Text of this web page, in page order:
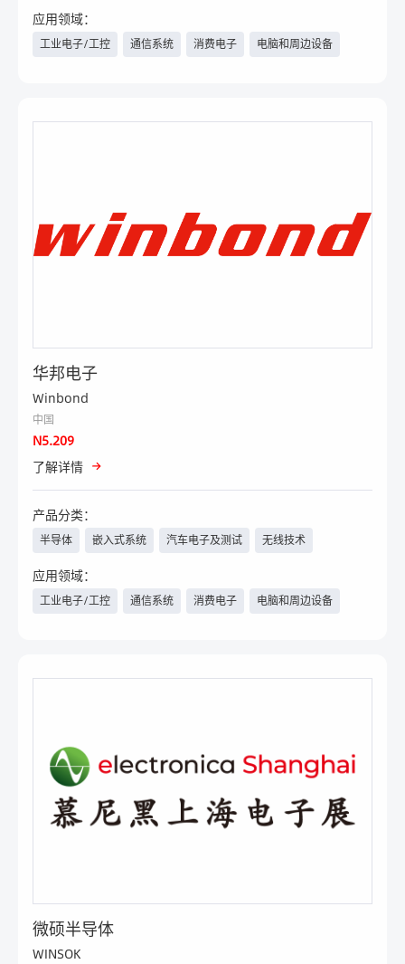
连接器、开关、壳体技术、线
人工智能技术
信息采集及服务
应用领域：
工业电子/工控 通信系统 消费电子
电脑和周边设备
华邦电子
Winbond
中国
N5.209
了解详情
产品分类：
半导体 嵌入式系统 汽车电子及测试
无线技术
信息采集及服务
应用领域：
工业电子/工控 通信系统 消费电子
电脑和周边设备
微硕半导体
WINSOK